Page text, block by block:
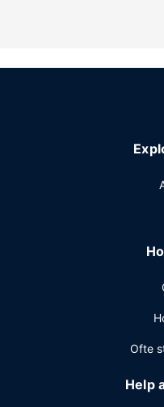
også wi-fi (inkludert) og
Gjester har tilgang til
Ofte
Help